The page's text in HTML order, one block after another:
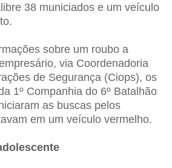
38 municiados e um veículo
sobre um roubo a
via Coordenadoria
de Segurança (Ciops), os
1º Companhia do 6º Batalhão
as buscas pelos
em um veículo vermelho.